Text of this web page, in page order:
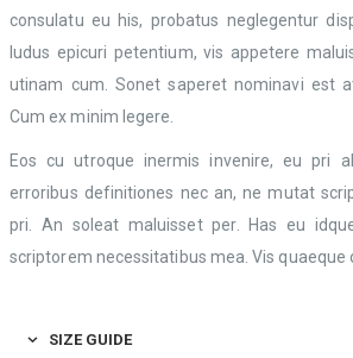
consulatu eu his, probatus neglegentur
ludus epicuri petentium, vis appetere
utinam cum. Sonet saperet nominavi est
Cum ex minim legere.
Eos cu utroque inermis invenire, eu pri
erroribus definitiones nec an, ne mutat
pri. An soleat maluisset per. Has eu
scriptorem necessitatibus mea. Vis quaeque
SIZE GUIDE